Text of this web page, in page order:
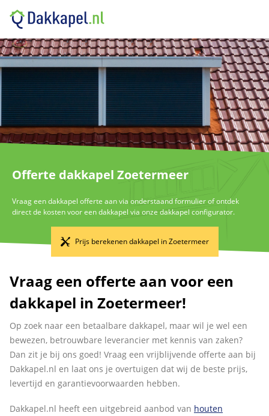
Offerte dakkapel Zoetermeer
Vraag een dakkapel offerte aan via onderstaand formulier of ontdek
direct de kosten voor een dakkapel via onze dakkapel configurator.
Prijs berekenen dakkapel in Zoetermeer
Vraag een offerte aan voor een
dakkapel in Zoetermeer!
Op zoek naar een betaalbare dakkapel, maar wil je wel een
bewezen, betrouwbare leverancier met kennis van zaken?
Dan zit je bij ons goed! Vraag een vrijblijvende offerte aan bij
Dakkapel.nl en laat ons je overtuigen dat wij de beste prijs,
levertijd en garantievoorwaarden hebben.
Dakkapel.nl heeft een uitgebreid aanbod van houten